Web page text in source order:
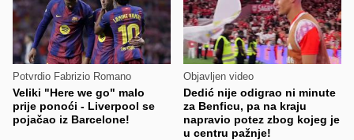
Potvrdio Fabrizio Romano
Veliki "Here we go" malo
prije ponoći - Liverpool se
pojačao iz Barcelone!
Objavljen video
Dedić nije odigrao ni minute
za Benficu, pa na kraju
napravio potez zbog kojeg je
u centru pažnje!